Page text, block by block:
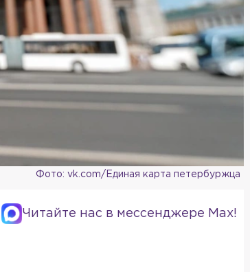
Фото: vk.com/Единая карта петербуржца
Читайте нас в мессенджере Max!